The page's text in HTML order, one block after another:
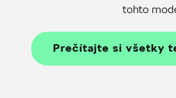
tohto
Prečítajte si všetky